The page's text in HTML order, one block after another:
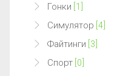
Гонки [1]
Симулятор [4]
Файтинги [3]
Спорт [0]